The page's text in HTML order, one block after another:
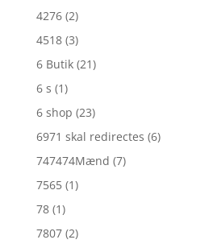
4276 (2)
4518 (3)
6 Butik (21)
6 s (1)
6 shop (23)
6971 skal redirectes (6)
747474Mænd (7)
7565 (1)
78 (1)
7807 (2)